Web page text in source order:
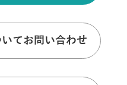
てお問い合わせ